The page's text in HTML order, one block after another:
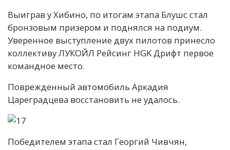
Выиграв у Хибино, по итогам этапа Блушс стал
бронзовым призером и поднялся на подиум.
Уверенное выступление двух пилотов принесло
коллективу ЛУКОЙЛ Рейсинг HGK Дрифт первое
командное место.
Поврежденный автомобиль Аркадия
Цареградцева восстановить не удалось.
Победителем этапа стал Георгий Чивчян,